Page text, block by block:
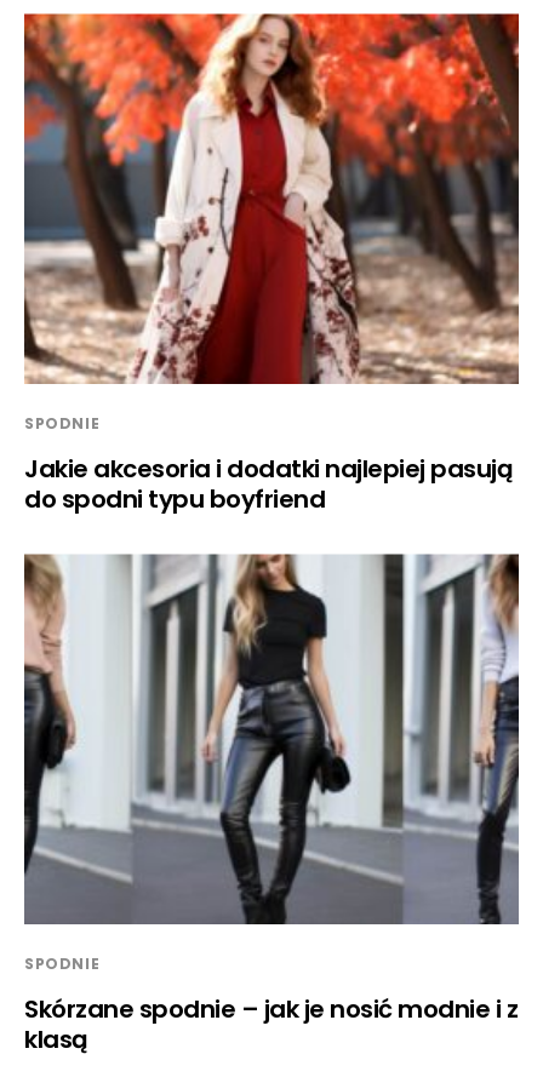
SPODNIE
Jakie akcesoria i dodatki najlepiej pasują
do spodni typu boyfriend
SPODNIE
Skórzane spodnie – jak je nosić modnie i z
klasą